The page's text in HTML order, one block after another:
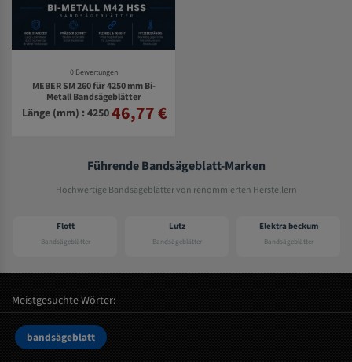
0 Bewertungen
MEBER SM 260 für 4250 mm Bi-
Metall Bandsägeblätter
Länge (mm) : 425046,77 €
Führende Bandsägeblatt-Marken
Hochwertige Bandsägeblätter von renommierten Herstellern
Flott
Bandsägeblätter
Lutz
Bandsägeblätter
Elektra beckum
Bandsägeblätter
Meistgesuchte Wörter:
bandsägeblatt